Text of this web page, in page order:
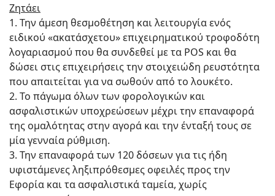
Ζητάει
1. Την άμεση θεσμοθέτηση και λειτουργία ενός
ειδικού «ακατάσχετου» επιχειρηματικού τροφοδότη
λογαριασμού που θα συνδεθεί με τα POS και θα
δώσει στις επιχειρήσεις την στοιχειώδη ρευστότητα
που απαιτείται για να σωθούν από το λουκέτο.
2. Το πάγωμα όλων των φορολογικών και
ασφαλιστικών υποχρεώσεων μέχρι την επαναφορά
της ομαλότητας στην αγορά και την ένταξή τους σε
μία γενναία ρύθμιση.
3. Την επαναφορά των 120 δόσεων για τις ήδη
υφιστάμενες ληξιπρόθεσμες οφειλές προς την
Εφορία και τα ασφαλιστικά ταμεία, χωρίς